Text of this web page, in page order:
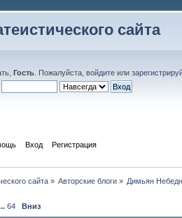
сайта
Гость . Пожалуйста,войдите или
Вход Регистрация
сайта» Авторские блоги» Димьян
64 Вниз